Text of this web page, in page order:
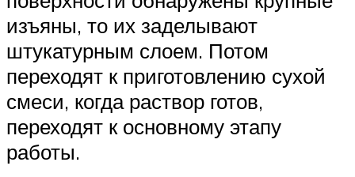
изъяны, то их заделывают
штукатурным слоем. Потом
переходят к приготовлению сухой
смеси, когда раствор готов,
переходят к основному этапу
работы.